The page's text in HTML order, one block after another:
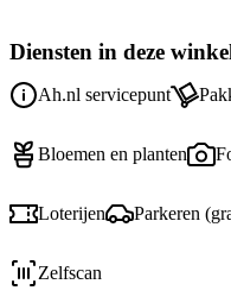
Diensten in deze
Ah.nl servicepunt
Bloemen en planten
Loterijen Parkeren
Zelfscan